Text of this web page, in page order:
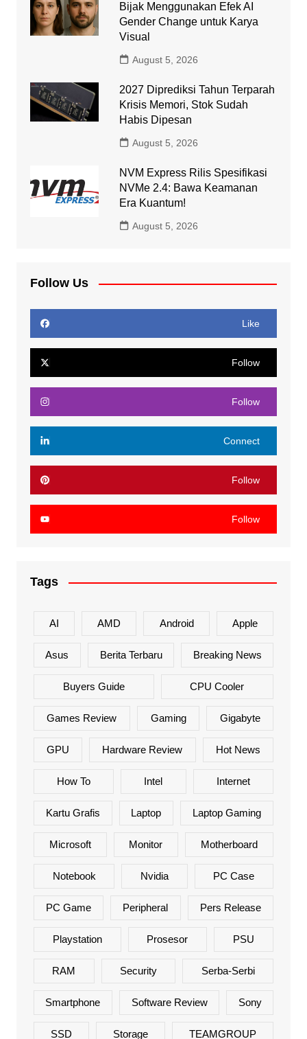
Bijak Menggunakan Efek AI
Gender Change untuk Karya
Visual
August 5, 2026
2027 Diprediksi Tahun Terparah
Krisis Memori, Stok Sudah
Habis Dipesan
August 5, 2026
NVM Express Rilis Spesifikasi
NVMe 2.4: Bawa Keamanan
Era Kuantum!
August 5, 2026
Follow Us
Like
Follow
Follow
Connect
Follow
Follow
Tags
AI AMD Android Apple
Asus Berita Terbaru Breaking News
Buyers Guide CPU Cooler
Games Review Gaming Gigabyte
GPU Hardware Review Hot News
How To Intel Internet
Kartu Grafis Laptop Laptop Gaming
Microsoft Monitor Motherboard
Notebook Nvidia PC Case
PC Game Peripheral Pers Release
Playstation Prosesor PSU
RAM Security Serba-Serbi
Smartphone Software Review Sony
SSD Storage TEAMGROUP